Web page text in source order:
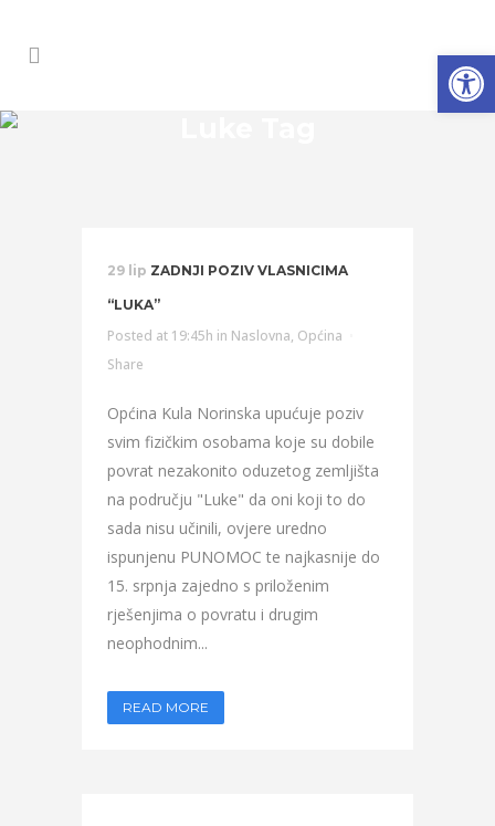
29 lip ZADNJI POZIV VLASNICIMA
“LUKA”
Posted at 19:45h in Naslovna, Općina
Share
Općina Kula Norinska upućuje poziv
svim fizičkim osobama koje su dobile
povrat nezakonito oduzetog zemljišta
na području "Luke" da oni koji to do
sada nisu učinili, ovjere uredno
ispunjenu PUNOMOC te najkasnije do
15. srpnja zajedno s priloženim
rješenjima o povratu i drugim
neophodnim...
READ MORE